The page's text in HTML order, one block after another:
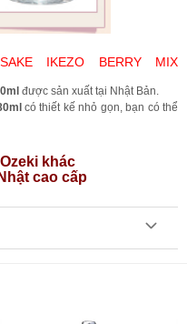
IKEZO BERRY MIX
được sản xuất tại Nhật Bản.
có thiết kế nhỏ gọn, bạn có thể
khác
cao cấp